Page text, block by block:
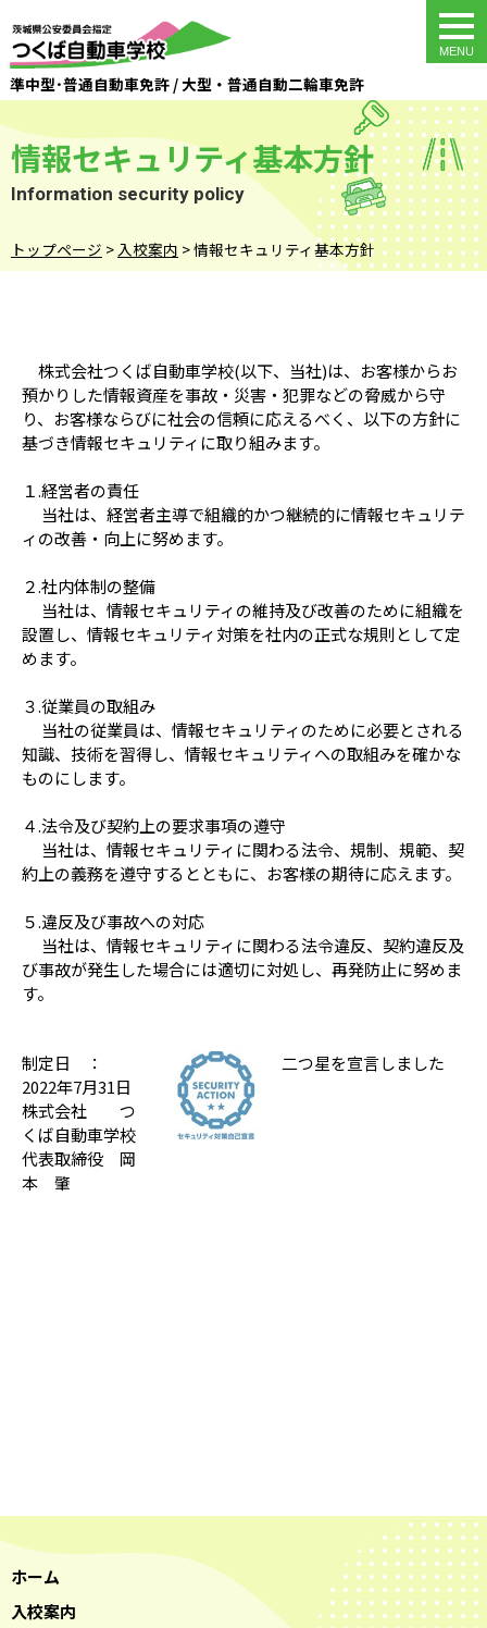
準中型･普通自動車免許 / 大型・普通自動二輪車免許
情報セキュリティ基本方針
Information security policy
トップページ > 入校案内 >情報セキュリティ基本方針
株式会社つくば自動車学校(以下、当社)は、お客様からお
預かりした情報資産を事故・災害・犯罪などの脅威から守
り、お客様ならびに社会の信頼に応えるべく、以下の方針に
基づき情報セキュリティに取り組みます。
１.経営者の責任
当社は、経営者主導で組織的かつ継続的に情報セキュリテ
ィの改善・向上に努めます。
２.社内体制の整備
当社は、情報セキュリティの維持及び改善のために組織を
設置し、情報セキュリティ対策を社内の正式な規則として定
めます。
３.従業員の取組み
当社の従業員は、情報セキュリティのために必要とされる
知識、技術を習得し、情報セキュリティへの取組みを確かな
ものにします。
４.法令及び契約上の要求事項の遵守
当社は、情報セキュリティに関わる法令、規制、規範、契
約上の義務を遵守するとともに、お客様の期待に応えます。
５.違反及び事故への対応
当社は、情報セキュリティに関わる法令違反、契約違反及
び事故が発生した場合には適切に対処し、再発防止に努めま
す。
制定日 ：
2022年7月31日
株式会社 つ
くば自動車学校
代表取締役 岡
本 肇
二つ星を宣言しました
ホーム
入校案内